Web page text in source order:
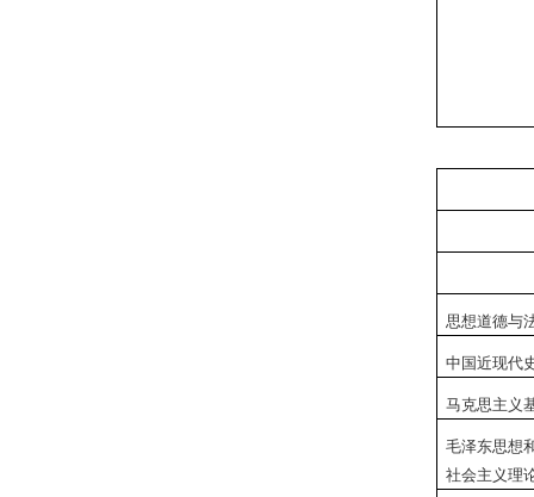
思想道德与
中国近现代
马克思主义
毛泽东思想
社会主义理